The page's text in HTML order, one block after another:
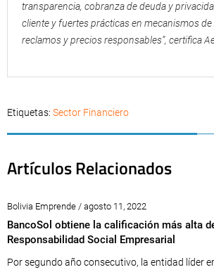
transparencia, cobranza de deuda y
cliente y fuertes prácticas en mecanismos
reclamos y precios responsables”, certifica
Etiquetas: Sector Financiero
Artículos Relacionados
Bolivia Emprende / agosto 11, 2022
BancoSol obtiene la calificación más alta
Responsabilidad Social Empresarial
Por segundo año consecutivo, la entidad líder